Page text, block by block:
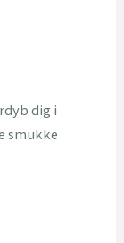
dig i
smukke